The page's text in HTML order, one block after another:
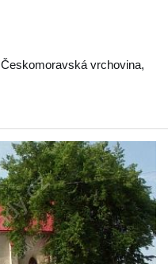
Českomoravská vrchovina,